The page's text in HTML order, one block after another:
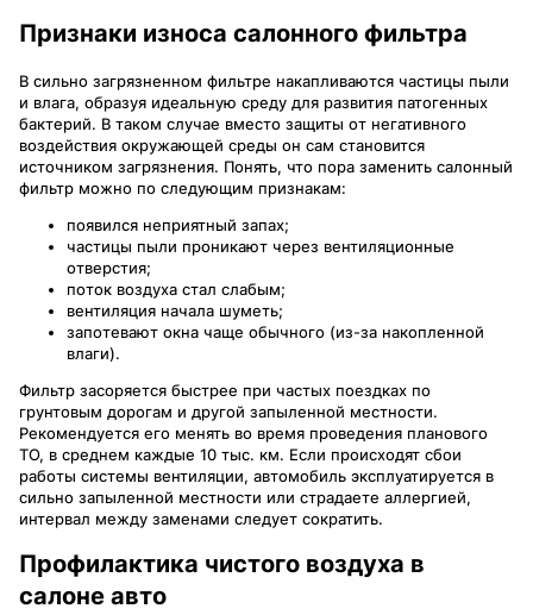
Признаки износа салонного фильтра
В сильно загрязненном фильтре накапливаются частицы пыли
и влага, образуя идеальную среду для развития патогенных
бактерий. В таком случае вместо защиты от негативного
воздействия окружающей среды он сам становится
источником загрязнения. Понять, что пора заменить салонный
фильтр можно по следующим признакам:
появился неприятный запах;
частицы пыли проникают через вентиляционные
отверстия;
поток воздуха стал слабым;
вентиляция начала шуметь;
запотевают окна чаще обычного (из-за накопленной
влаги).
Фильтр засоряется быстрее при частых поездках по
грунтовым дорогам и другой запыленной местности.
Рекомендуется его менять во время проведения планового
ТО, в среднем каждые 10 тыс. км. Если происходят сбои
работы системы вентиляции, автомобиль эксплуатируется в
сильно запыленной местности или страдаете аллергией,
интервал между заменами следует сократить.
Профилактика чистого воздуха в
салоне авто